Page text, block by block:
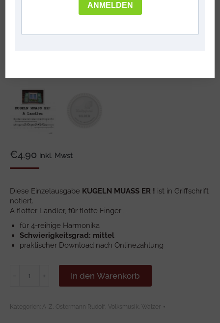
€4.90 inkl. Mwst
Diese Einzelausgabe KUGELN MUASS ER ! ist in Griffschrift
notiert.
A flotter Landler, für flotte Finger …
für 4-reihige Harmonika
Schwierigkeitsgrad: mittel
praktischer Download nach Onlinezahlung
MUASS
﹣ ﹢ In den Warenkorb
Kategorien: A-Z Ostermann Rudolf Volksmusik Walzer
ANMELDEN